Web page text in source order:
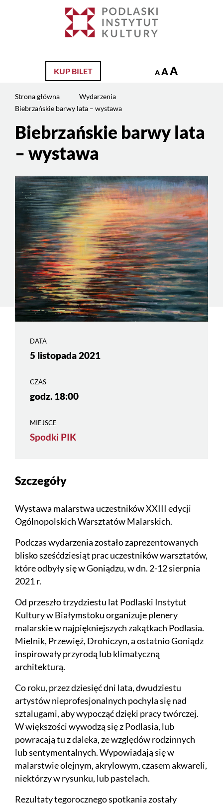
KUP BILET A AA
Strona główna
Wydarzenia
Biebrzańskie barwy lata – wystawa
Biebrzańskie barwy lata
– wystawa
DATA
5 listopada 2021
CZAS
godz. 18:00
MIEJSCE
Spodki PIK
Szczegóły
Wystawa malarstwa uczestników XXIII edycji
Ogólnopolskich Warsztatów Malarskich.
Podczas wydarzenia zostało zaprezentowanych
blisko sześćdziesiąt prac uczestników warsztatów,
które odbyły się w Goniądzu, w dn. 2-12 sierpnia
2021 r.
Od przeszło trzydziestu lat Podlaski Instytut
Kultury w Białymstoku organizuje plenery
malarskie w najpiękniejszych zakątkach Podlasia.
Mielnik, Przewięź, Drohiczyn, a ostatnio Goniądz
inspirowały przyrodą lub klimatyczną
architekturą.
Co roku, przez dziesięć dni lata, dwudziestu
artystów nieprofesjonalnych pochyla się nad
sztalugami, aby wypocząć dzięki pracy twórczej.
W większości wywodzą się z Podlasia, lub
powracają tu z daleka, ze względów rodzinnych
lub sentymentalnych. Wypowiadają się w
malarstwie olejnym, akrylowym, czasem akwareli,
niektórzy w rysunku, lub pastelach.
Rezultaty tegorocznego spotkania zostały